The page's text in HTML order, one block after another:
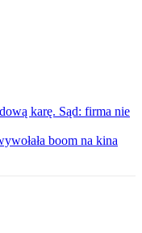
karę. Sąd: firma nie
boom na kina